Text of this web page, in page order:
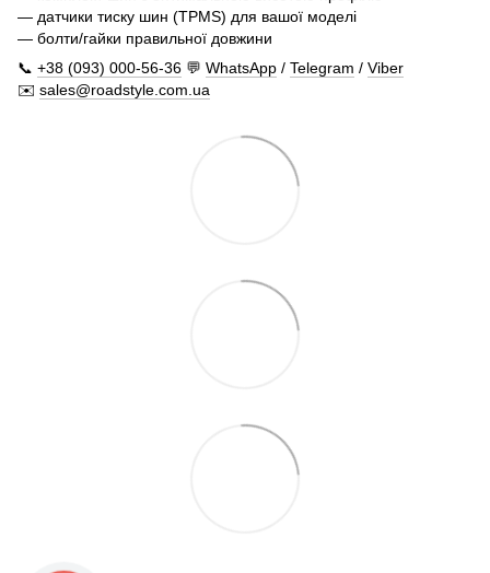
— датчики тиску шин (TPMS) для вашої моделі
— болти/гайки правильної довжини
📞 +38 (093) 000-56-36 💬 WhatsApp / Telegram / Viber
✉️ sales@roadstyle.com.ua